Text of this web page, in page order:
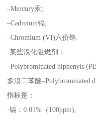
–Mercury汞;
–Cadmium镉;
–Chromium (VI)六价铬.
·某些溴化阻燃剂：
–Polybrominated biphenyls
多溴二苯醚–Polybrominated
指标是：
·镉：0.01%（100ppm);